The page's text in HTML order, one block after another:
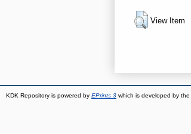
View Item
KDK Repository is powered by EPrints 3 which is developed by the